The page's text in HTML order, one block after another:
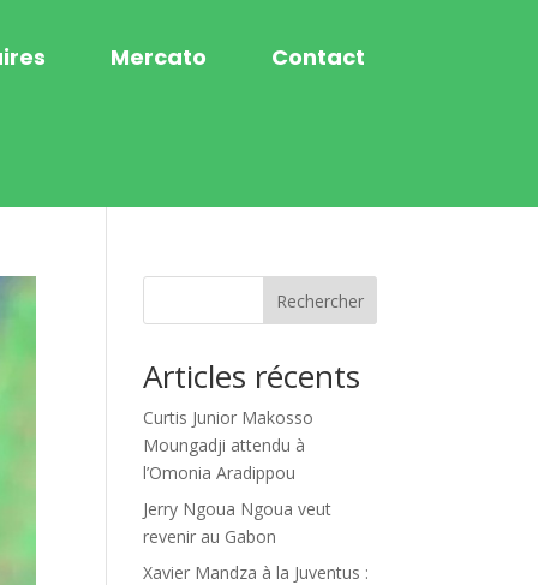
Mercato Contact
Rechercher
Articles récents
Curtis Junior Makosso
Moungadji attendu à
l’Omonia Aradippou
Jerry Ngoua Ngoua veut
revenir au Gabon
Xavier Mandza à la Juventus :